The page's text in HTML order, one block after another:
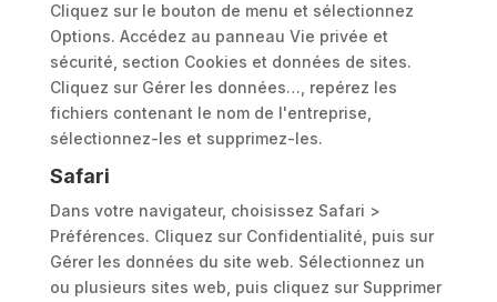
Cliquez sur le bouton de menu et sélectionnez
Options. Accédez au panneau Vie privée et
sécurité, section Cookies et données de sites.
Cliquez sur Gérer les données…, repérez les
fichiers contenant le nom de l'entreprise,
sélectionnez-les et supprimez-les.
Safari
Dans votre navigateur, choisissez Safari >
Préférences. Cliquez sur Confidentialité, puis sur
Gérer les données du site web. Sélectionnez un
ou plusieurs sites web, puis cliquez sur Supprimer